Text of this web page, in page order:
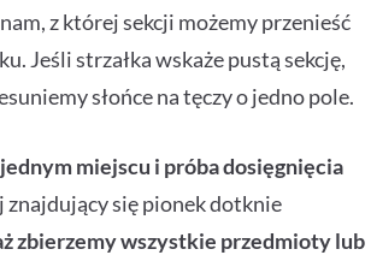
z której sekcji możemy przenieść
Jeśli strzałka wskaże pustą sekcję,
słońce na tęczy o jedno pole.
miejscu i próba dosięgnięcia
znajdujący się pionek dotknie
zbierzemy wszystkie przedmioty lub